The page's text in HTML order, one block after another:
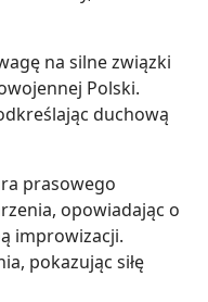
na silne związki
Polski.
duchową
prasowego
opowiadając o
improwizacji.
pokazując siłę